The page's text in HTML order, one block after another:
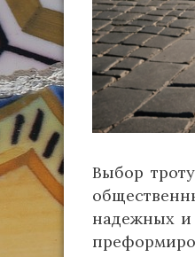
Выбор
надежных и